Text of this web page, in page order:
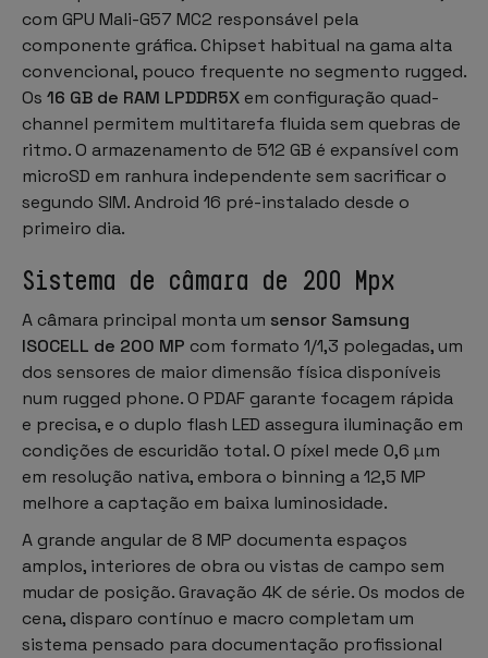
com GPU Mali-G57 MC2 responsável pela
componente gráfica. Chipset habitual na gama alta
convencional, pouco frequente no segmento rugged.
Os 16 GB de RAM LPDDR5X em configuração quad-
channel permitem multitarefa fluida sem quebras de
ritmo. O armazenamento de 512 GB é expansível com
microSD em ranhura independente sem sacrificar o
segundo SIM. Android 16 pré-instalado desde o
primeiro dia.
Sistema de câmara de 200 Mpx
A câmara principal monta um sensor Samsung
ISOCELL de 200 MP com formato 1/1,3 polegadas, um
dos sensores de maior dimensão física disponíveis
num rugged phone. O PDAF garante focagem rápida
e precisa, e o duplo flash LED assegura iluminação em
condições de escuridão total. O píxel mede 0,6 µm
em resolução nativa, embora o binning a 12,5 MP
melhore a captação em baixa luminosidade.
A grande angular de 8 MP documenta espaços
amplos, interiores de obra ou vistas de campo sem
mudar de posição. Gravação 4K de série. Os modos de
cena, disparo contínuo e macro completam um
sistema pensado para documentação profissional